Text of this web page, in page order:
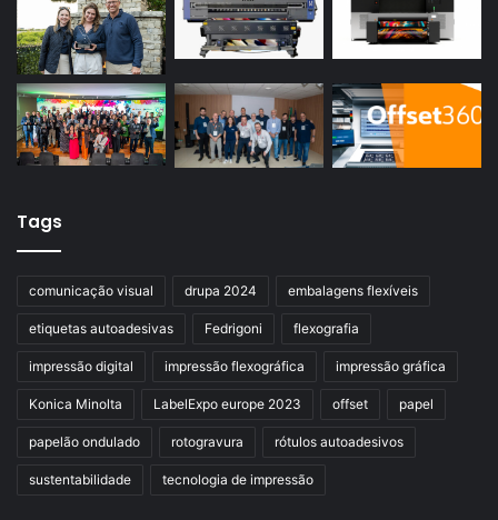
Tags
comunicação visual drupa 2024 embalagens flexíveis
etiquetas autoadesivas Fedrigoni flexografia
impressão digital impressão flexográfica impressão gráfica
Konica Minolta LabelExpo europe 2023 offset papel
papelão ondulado rotogravura rótulos autoadesivos
sustentabilidade tecnologia de impressão